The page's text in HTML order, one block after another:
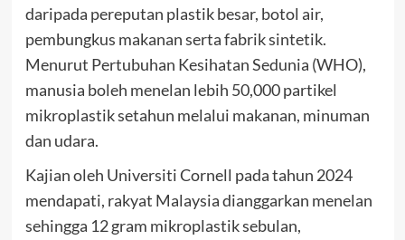
daripada pereputan plastik besar, botol air,
pembungkus makanan serta fabrik sintetik.
Menurut Pertubuhan Kesihatan Sedunia (WHO),
manusia boleh menelan lebih 50,000 partikel
mikroplastik setahun melalui makanan, minuman
dan udara.
Kajian oleh Universiti Cornell pada tahun 2024
mendapati, rakyat Malaysia dianggarkan menelan
sehingga 12 gram mikroplastik sebulan,